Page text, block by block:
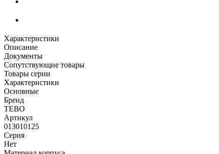
Характеристики
Описание
Документы
Сопутствующие товары
Товары серии
Характеристики
Основные
Бренд
TEBO
Артикул
013010125
Серия
Нет